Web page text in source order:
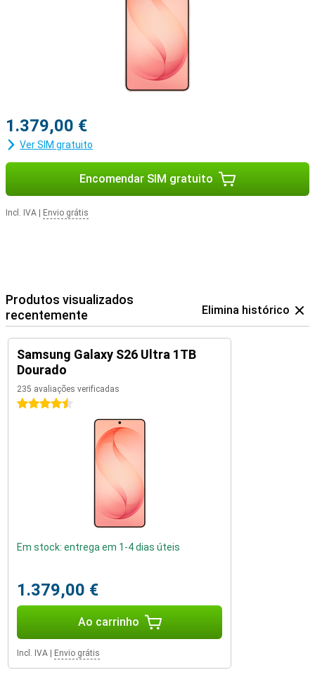
1.379,00 €
Ver SIM gratuito
Encomendar SIM gratuito
Incl. IVA Envio grátis
Produtos visualizados
recentemente
Elimina histórico
Samsung Galaxy S26 Ultra 1TB
Dourado
235 avaliações verificadas
4.5 estrelas
Em stock: entrega em 1-4 dias úteis
1.379,00 €
Ao carrinho
Incl. IVA Envio grátis